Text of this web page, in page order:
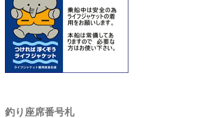
釣り座席番号札